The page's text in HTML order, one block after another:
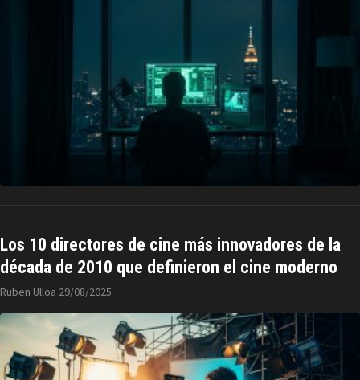
Los 10 directores de cine más innovadores de la
década de 2010 que definieron el cine moderno
Ruben Ulloa 29/08/2025